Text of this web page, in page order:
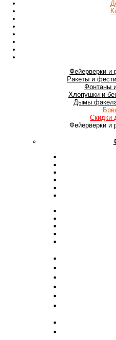
Фейерверки и
Ракеты и
Фонтаны
Хлопушки и
Дымы
Скидки
Фейерверки и